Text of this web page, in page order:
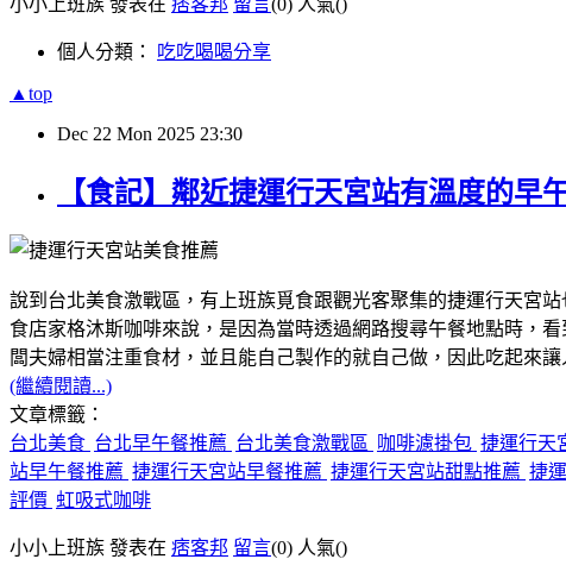
小小上班族 發表在 痞客邦 留言(0) 人氣()
個人分類： 吃吃喝喝分享
▲top
Dec 22 Mon 2025 23:30
【食記】鄰近捷運行天宮站有溫度的
說到台北美食激戰區，有上班族覓食跟觀光客聚集的捷運行天宮
食店家格沐斯咖啡來說，是因為當時透過網路搜尋午餐地點時，
闆夫婦相當注重食材，並且能自己製作的就自己做，因此吃起來
(繼續閱讀...)
文章標籤：
台北美食 台北早午餐推薦 台北美食激戰區 咖啡濾掛包 捷運行天
站早午餐推薦 捷運行天宮站早餐推薦 捷運行天宮站甜點推薦 捷
評價 虹吸式咖啡
小小上班族 發表在 痞客邦 留言(0) 人氣()